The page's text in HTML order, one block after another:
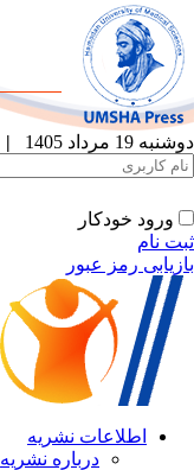
دوشنبه 19 مرداد 1405 |
ورود خودکار
ثبت نام
بازیابی رمز عبور
اطلاعات نشریه
درباره نشریه